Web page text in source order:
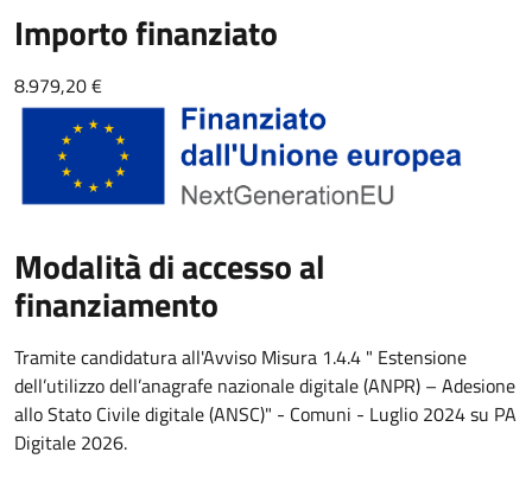
Importo finanziato
8.979,20 €
Modalità di accesso al
finanziamento
Tramite candidatura all'Avviso Misura 1.4.4 " Estensione
dell’utilizzo dell’anagrafe nazionale digitale (ANPR) – Adesione
allo Stato Civile digitale (ANSC)" - Comuni - Luglio 2024 su PA
Digitale 2026.